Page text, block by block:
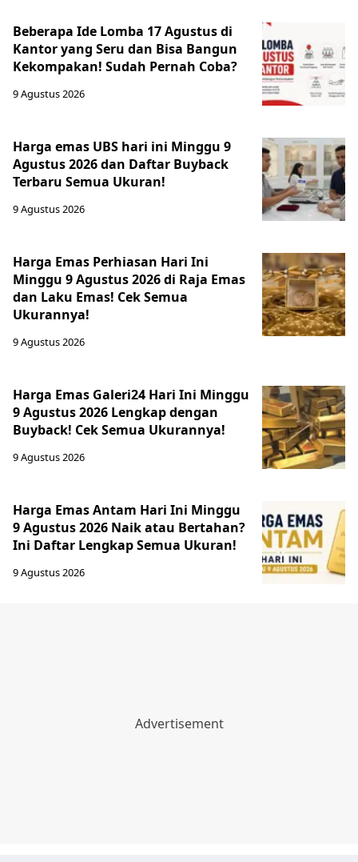
Beberapa Ide Lomba 17 Agustus di
Kantor yang Seru dan Bisa Bangun
Kekompakan! Sudah Pernah Coba?
9 Agustus 2026
Harga emas UBS hari ini Minggu 9
Agustus 2026 dan Daftar Buyback
Terbaru Semua Ukuran!
9 Agustus 2026
Harga Emas Perhiasan Hari Ini
Minggu 9 Agustus 2026 di Raja Emas
dan Laku Emas! Cek Semua
Ukurannya!
9 Agustus 2026
Harga Emas Galeri24 Hari Ini Minggu
9 Agustus 2026 Lengkap dengan
Buyback! Cek Semua Ukurannya!
9 Agustus 2026
Harga Emas Antam Hari Ini Minggu
9 Agustus 2026 Naik atau Bertahan?
Ini Daftar Lengkap Semua Ukuran!
9 Agustus 2026